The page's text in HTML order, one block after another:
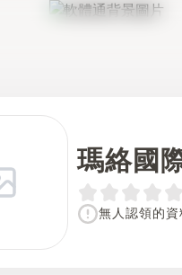
瑪絡國
無人認領的資